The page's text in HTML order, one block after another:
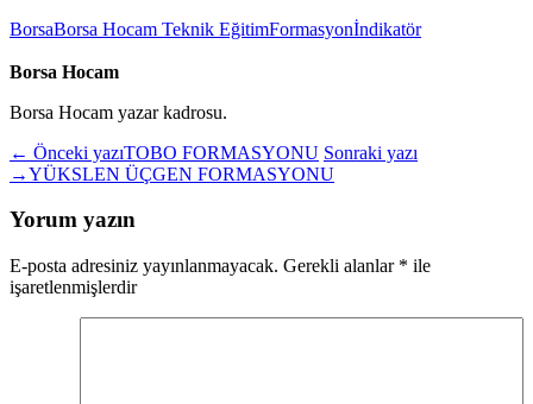
BorsaBorsa Hocam Teknik EğitimFormasyonİndikatör
Borsa Hocam
Borsa Hocam yazar kadrosu.
← Önceki yazıTOBO FORMASYONU Sonraki yazı
→YÜKSLEN ÜÇGEN FORMASYONU
Yorum yazın
E-posta adresiniz yayınlanmayacak. Gerekli alanlar * ile
işaretlenmişlerdir